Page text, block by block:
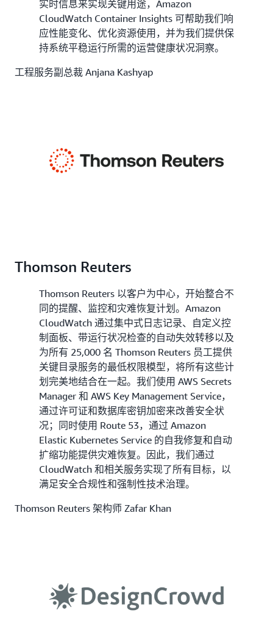
实时信息来实现关键用途，Amazon
CloudWatch Container Insights 可帮助我们响
应性能变化、优化资源使用，并为我们提供保
持系统平稳运行所需的运营健康状况洞察。
工程服务副总裁 Anjana Kashyap
Thomson Reuters
Thomson Reuters 以客户为中心，开始整合不
同的提醒、监控和灾难恢复计划。Amazon
CloudWatch 通过集中式日志记录、自定义控
制面板、带运行状况检查的自动失效转移以及
为所有 25,000 名 Thomson Reuters 员工提供
关键目录服务的最低权限模型，将所有这些计
划完美地结合在一起。我们使用 AWS Secrets
Manager 和 AWS Key Management Service，
通过许可证和数据库密钥加密来改善安全状
况；同时使用 Route 53，通过 Amazon
Elastic Kubernetes Service 的自我修复和自动
扩缩功能提供灾难恢复。因此，我们通过
CloudWatch 和相关服务实现了所有目标，以
满足安全合规性和强制性技术治理。
Thomson Reuters 架构师 Zafar Khan